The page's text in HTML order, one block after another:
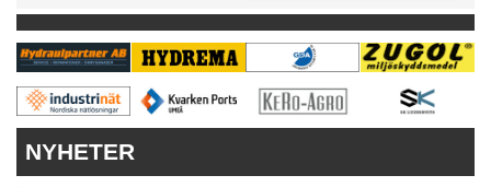
KONTAKT
VÅRA ANDRA MAGASIN
PRENUMERERA
ANNONSERA
NYHETER